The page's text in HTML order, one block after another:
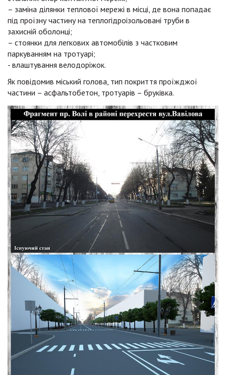
– заміна ділянки теплової мережі в місці, де вона попадає
під проїзну частину на теплогідроізольовані труби в
захисній оболонці;
– стоянки для легкових автомобілів з частковим
паркуванням на тротуарі;
- влаштування велодоріжок.
Як повідомив міський голова, тип покриття проїжджої
частини – асфальтобетон, тротуарів – бруківка.